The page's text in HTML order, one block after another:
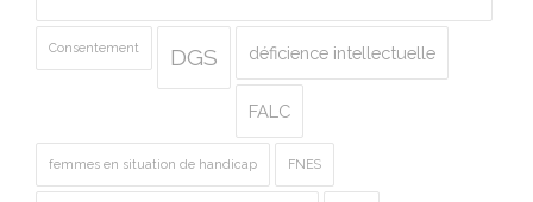
Consentement DGS déficience intellectuelle
FALC
femmes en situation de handicap FNES